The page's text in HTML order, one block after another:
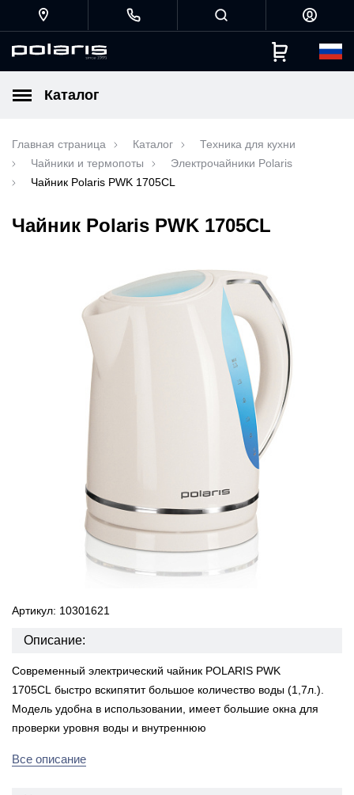
Каталог
Главная страница Каталог
Техника для кухни
Чайники и термопоты
Электрочайники Polaris
Чайник Polaris PWK 1705CL
Чайник Polaris PWK 1705CL
Артикул: 10301621
Описание:
Современный электрический чайник POLARIS PWK
1705CL быстро вскипятит большое количество воды (1,7л.).
Модель удобна в использовании, имеет большие окна для
проверки уровня воды и внутреннюю
Все описание